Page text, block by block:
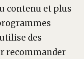
contenu et plus
des
recommander